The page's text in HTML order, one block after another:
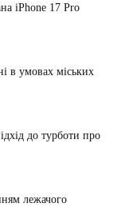
iPhone 17 Pro
в умовах міських
до турботи про
лежачого